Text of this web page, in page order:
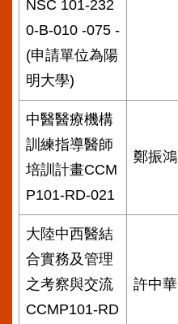
NSC 101-232
0-B-010 -075 -
(申請單位為陽
明大學)
中醫醫療機構
訓練指導醫師
培訓計畫CCM
P101-RD-021
鄭振鴻
大陸中西醫結
合實務及管理
之考察與交流
CCMP101-RD
許中華